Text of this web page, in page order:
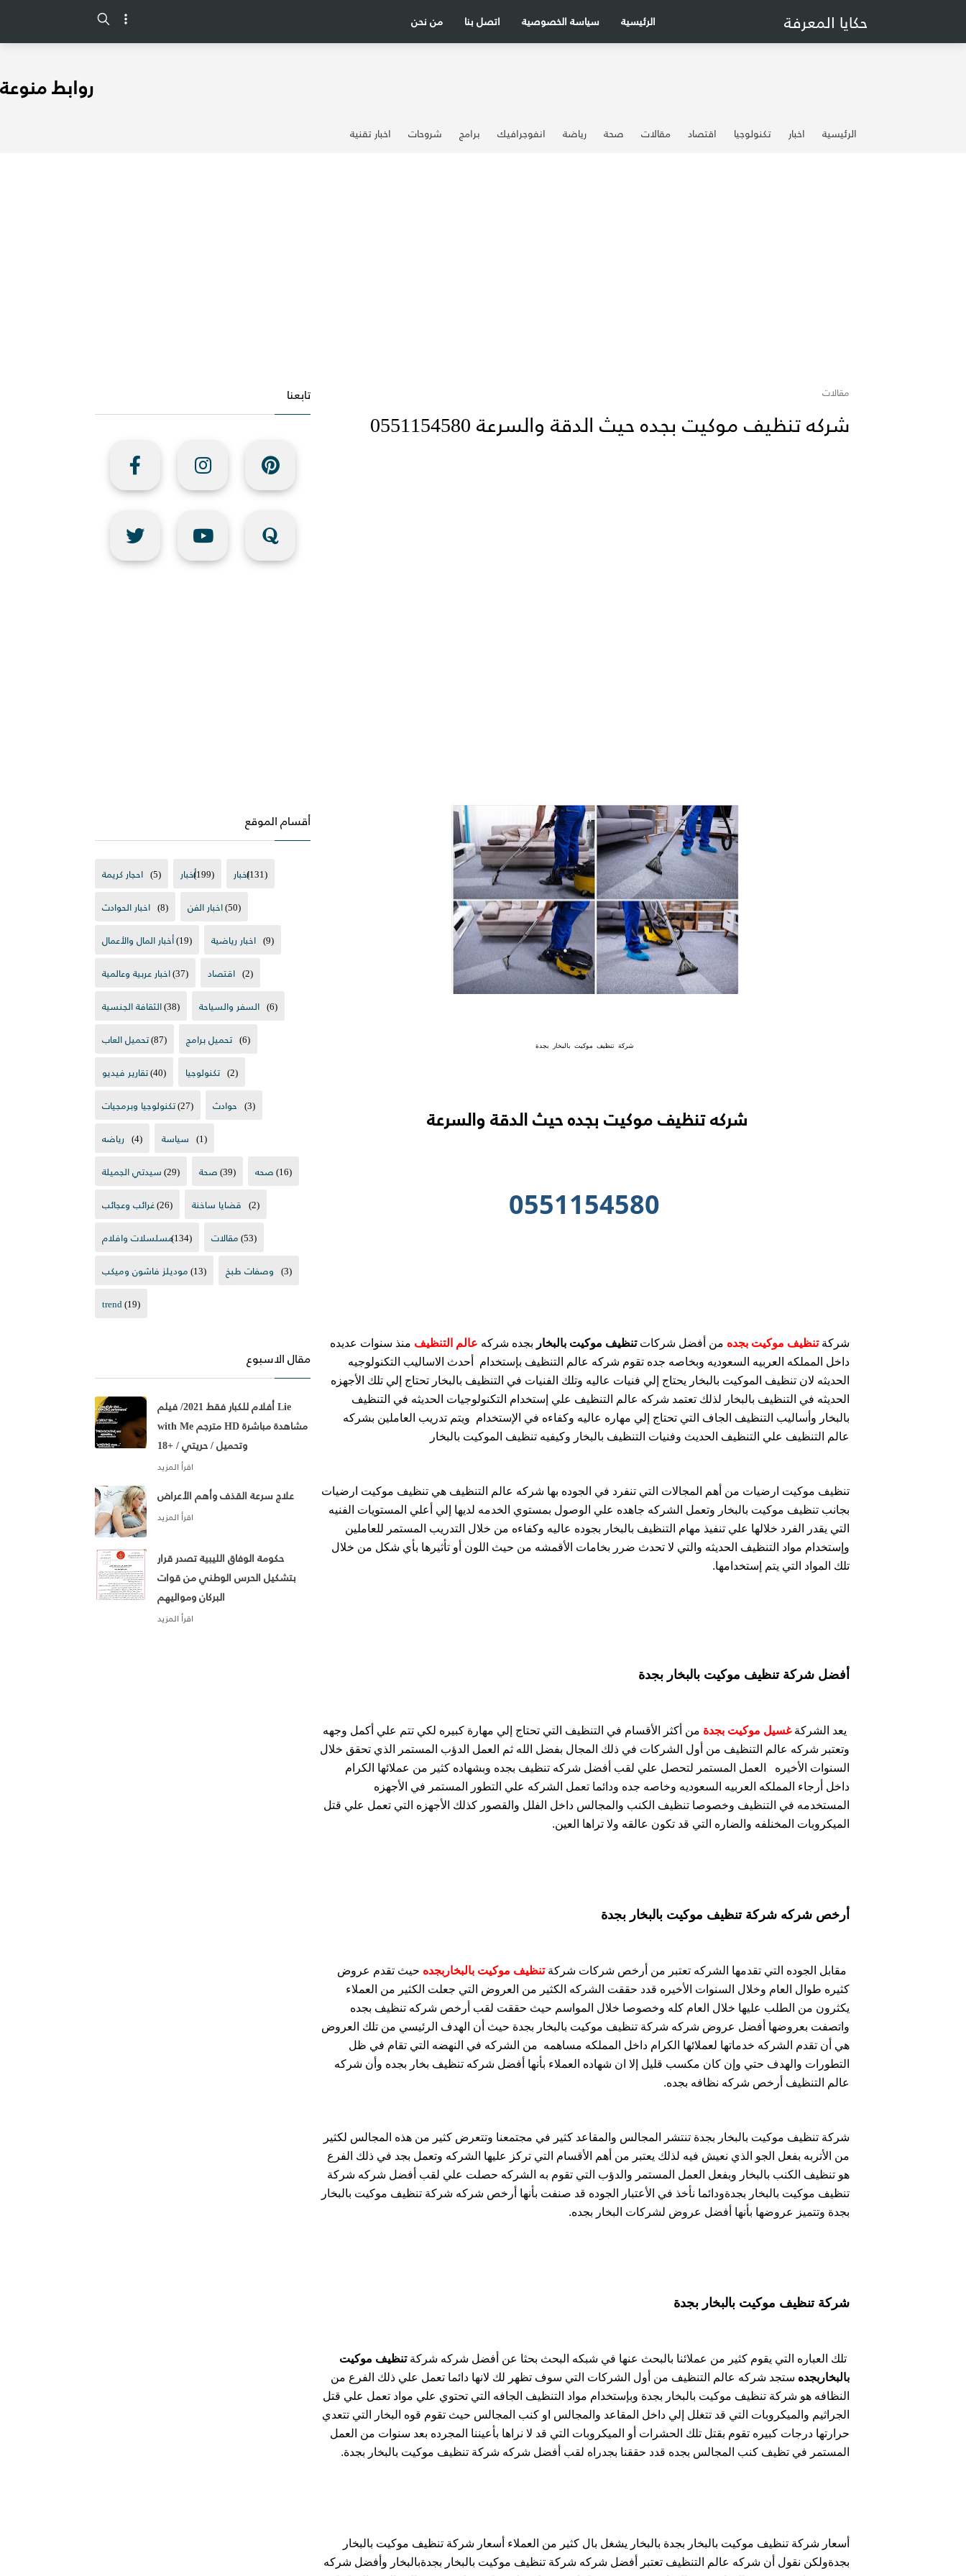
حكايا المعرفة من نحن اتصل بنا سياسة الخصوصية الرئيسية
روابط منوعة
الرئيسية اخبار تكنولوجيا اقتصاد مقالات صحة رياضة انفوجرافيك برامج شروحات اخبار تقنية
مقالات
شركه تنظيف موكيت بجده حيث الدقة والسرعة 0551154580
شركة تنظيف موكيت بالبخار بجدة
شركه تنظيف موكيت بجده حيث الدقة والسرعة
0551154580
شركةتنظيف موكيت بجده من أفضل شركاتتنظيف موكيت بالبخار بجده شركه عالم التنظيف منذ سنوات عديده
داخل المملكه العربيه السعوديه وبخاصه جده تقوم شركه عالم التنظيف بإستخدام
أحدث الاساليب التكنولوجيه
الحديثه لان تنظيف الموكيت بالبخار يحتاج إلي فنيات عاليه وتلك الفنيات في التنظيف بالبخار تحتاج إلي تلك الأجهزه
الحديثه في التنظيف بالبخار لذلك تعتمد شركه عالم التنظيف علي إستخدام التكنولوجيات الحديثه في التنظيف
بالبخار وأساليب التنظيف الجاف التي تحتاج إلي مهاره عاليه وكفاءه في الإستخدام ويتم تدريب العاملين بشركه
عالم التنظيف علي التنظيف الحديث وفنيات التنظيف بالبخار وكيفيه تنظيف الموكيت بالبخار
تنظيف موكيت ارضيات من أهم المجالات التي تنفرد في الجوده بها شركه عالم التنظيف هي تنظيف موكيت ارضيات
بجانب تنظيف موكيت بالبخار وتعمل الشركه جاهده علي الوصول بمستوي الخدمه لديها إلي أعلي المستويات الفنيه
التي يقدر الفرد خلالها علي تنفيذ مهام التنظيف بالبخار بجوده عاليه وكفاءه من خلال التدريب المستمر للعاملين
وإستخدام مواد التنظيف الحديثه والتي لا تحدث ضرر بخامات الأقمشه من حيث اللون أو تأثيرها بأي شكل من خلال
تلك المواد التي يتم إستخدامها.
أفضل شركة تنظيف موكيت بالبخار بجدة
يعد الشركةغسيل موكيت بجدة من أكثر الأقسام في التنظيف التي تحتاج إلي مهارة كبيره لكي تتم علي أكمل وجهه
وتعتبر شركه عالم التنظيف من أول الشركات في ذلك المجال بفضل الله ثم العمل الدؤب المستمر الذي تحقق خلال
السنوات الأخيره
العمل المستمر لتحصل علي لقب أفضل شركه تنظيف بجده وبشهاده كثير من عملائها الكرام
داخل أرجاء المملكه العربيه السعوديه وخاصه جده ودائما تعمل الشركه علي التطور المستمر في الأجهزه
المستخدمه في التنظيف وخصوصا تنظيف الكنب والمجالس داخل الفلل والقصور كذلك الأجهزه التي تعمل علي قتل
الميكروبات المخنلفه والضاره التي قد تكون عالقه ولا تراها العين.
أرخص شركه شركة تنظيف موكيت بالبخار بجدة
مقابل الجوده التي تقدمها الشركه تعتبر من أرخص شركات شركةتنظيف موكيت بالبخاربجده حيث تقدم عروض
كثيره طوال العام وخلال السنوات الأخيره قدد حققت الشركه الكثير من العروض التي جعلت الكثير من العملاء
يكثرون من الطلب عليها خلال العام كله وخصوصا خلال المواسم حيث حققت لقب أرخص شركه تنظيف بجده
واتصفت بعروضها أفضل عروض شركه شركة تنظيف موكيت بالبخار بجدة حيث أن الهدف الرئيسي من تلك العروض
هي أن تقدم الشركه خدماتها لعملائها الكرام داخل المملكه مساهمه من الشركه في النهضه التي تقام في ظل
التطورات والهدف حتي وإن كان مكسب قليل إلا ان شهاده العملاء بأنها أفضل شركه تنظيف بخار بجده وأن شركه
عالم التنظيف أرخص شركه نظافه بجده.
شركة تنظيف موكيت بالبخار بجدة تنتشر المجالس والمقاعد كثير في مجتمعنا وتتعرض كثير من هذه المجالس لكثير
من الأتربه بفعل الجو الذي نعيش فيه لذلك يعتبر من أهم الأقسام التي تركز عليها الشركه وتعمل بجد في ذلك الفرع
هو تنظيف الكنب بالبخار وبفعل العمل المستمر والدؤب التي تقوم به الشركه حصلت علي لقب أفضل شركه شركة
تنظيف موكيت بالبخار بجدةودائما نأخذ في الأعتبار الجوده قد صنفت بأنها أرخص شركه شركة تنظيف موكيت بالبخار
بجدة وتتميز عروضها بأنها أفضل عروض لشركات البخار بجده.
شركة تنظيف موكيت بالبخار بجدة
تلك العباره التي يقوم كثير من عملائنا بالبحث عنها في شبكه البحث بحثا عن أفضل شركه شركةتنظيف موكيت
بالبخاربجده ستجد شركه عالم التنظيف من أول الشركات التي سوف تظهر لك لانها دائما تعمل علي ذلك الفرع من
النظافه هو شركة تنظيف موكيت بالبخار بجدة وبإستخدام مواد التنظيف الجافه التي تحتوي علي مواد تعمل علي قتل
الجراثيم والميكروبات التي قد تتغلل إلي داخل المقاعد والمجالس او كنب المجالس حيث تقوم قوه البخار التي تتعدي
حرارتها درجات كبيره تقوم بقتل تلك الحشرات أو الميكروبات التي قد لا نراها بأعيننا المجرده بعد سنوات من العمل
المستمر في تظيف كنب المجالس بجده قدد حققنا بجدراه لقب أفضل شركه شركة تنظيف موكيت بالبخار بجدة.
أسعار شركة تنظيف موكيت بالبخار بجدة بالبخار يشغل بال كثير من العملاء أسعار شركة تنظيف موكيت بالبخار
بجدةولكن نقول أن شركه عالم التنظيف تعتبر أفضل شركه شركة تنظيف موكيت بالبخار بجدةبالبخار وأفضل شركه
تابعنا
أقسام الموقع
احجار كريمة (5) أخبار(199) اخبار(131)
اخبار الحوادث (8) اخبار الفن(50)
أخبار المال والأعمال(19) اخبار رياضية (9)
اخبار عربية وعالمية(37) اقتصاد (2)
الثقافة الجنسية(38) السفر والسياحة (6)
تحميل العاب(87) تحميل برامج (6)
تقارير فيديو(40) تكنولوجيا (2)
تكنولوجيا وبرمجيات(27) حوادث (3)
رياضه (4) سياسة (1)
سيدتي الجميلة(29) صحة(39) صحه(16)
غرائب وعجائب(26) قضايا ساخنة (2)
مسلسلات وافلام(134) مقالات(53)
موديلز فاشون وميكب(13) وصفات طبخ (3)
trend(19)
مقال الاسبوع
أفلام للكبار فقط 2021/ فيلم Lie
with Me مترجم HD مشاهدة مباشرة
وتحميل / حريتي / +18
علاج سرعة القذف وأهم الأعراض
حكومة الوفاق الليبية تصدر قرار
بتشكيل الحرس الوطني من قوات
البركان ومواليهم